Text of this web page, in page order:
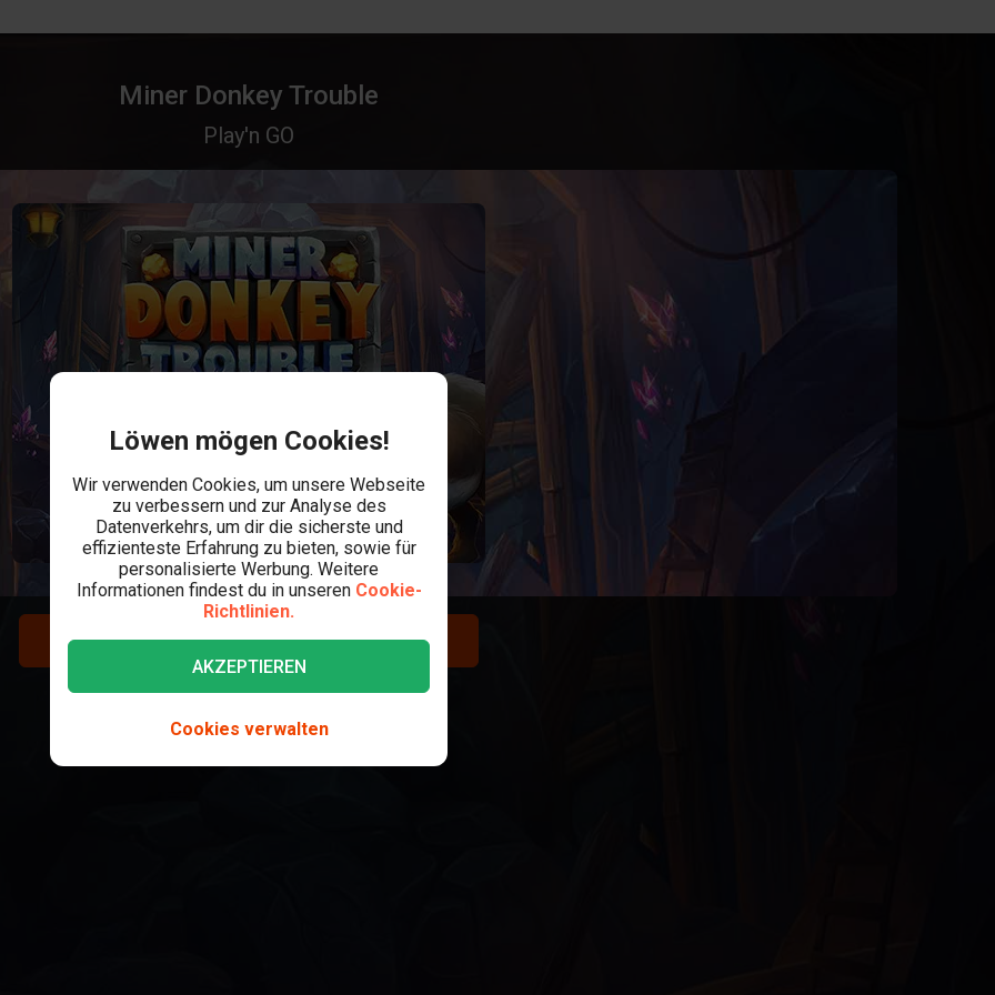
Miner Donkey Trouble
Play'n GO
REGISTRIEREN
Löwen mögen Cookies!
Wir verwenden Cookies, um unsere Webseite
zu verbessern und zur Analyse des
Datenverkehrs, um dir die sicherste und
effizienteste Erfahrung zu bieten, sowie für
personalisierte Werbung. Weitere
Informationen findest du in unseren Cookie-
Richtlinien.
AKZEPTIEREN
Cookies verwalten